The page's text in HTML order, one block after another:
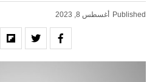
Published أغسطس 8, 2023